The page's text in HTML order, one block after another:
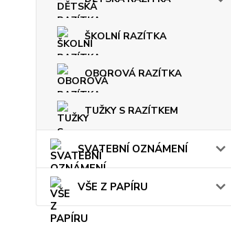
ŠKOLNÍ RAZÍTKA
OBOROVÁ RAZÍTKA
TUŽKY S RAZÍTKEM
SVATEBNÍ OZNÁMENÍ
VŠE Z PAPÍRU